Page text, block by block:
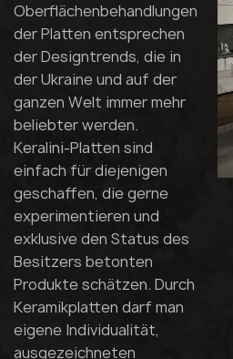
Oberflächenbehandlungen
der Platten entsprechen
der Designtrends, die in
der Ukraine und auf der
ganzen Welt immer mehr
beliebter werden.
Keralini-Platten sind
einfach für diejenigen
geschaffen, die gerne
experimentieren und
exklusive den Status des
Besitzers betonten
Produkte schätzen. Durch
Keramikplatten darf man
eigene Individualität,
ausgezeichneten